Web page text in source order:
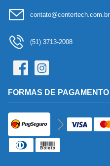
contato@centertech.com.br
(51) 3713-2008
FORMAS DE PAGAMENTO